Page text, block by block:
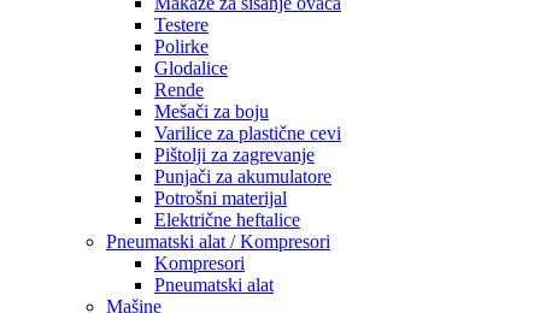
Testere
Polirke
Glodalice
Rende
Mešači za boju
Varilice za plastične cevi
Pištolji za zagrevanje
Punjači za akumulatore
Potrošni materijal
Električne heftalice
Pneumatski alat / Kompresori
Kompresori
Pneumatski alat
Mašine